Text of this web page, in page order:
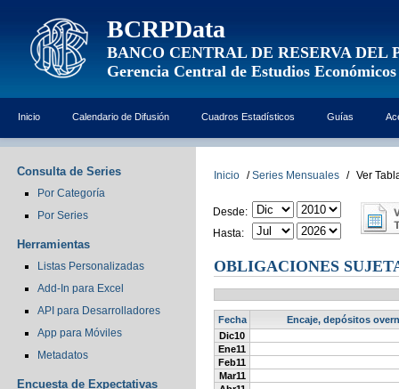
BCRPData
BANCO CENTRAL DE RESERVA DEL
Gerencia Central de Estudios Económicos
Inicio Calendario de Difusión Cuadros Estadísticos Guías
Consulta de Series
Por Categoría
Por Series
Herramientas
Listas Personalizadas
Add-In para Excel
API para Desarrolladores
App para Móviles
Metadatos
Encuesta de Expectativas
Inicio / Series Mensuales / Ver
Desde:
Hasta:
OBLIGACIONES
Fecha
Encaje, depósitos
Dic10
Ene11
Feb11
Mar11